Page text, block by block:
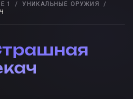
1 / УНИКАЛЬНЫЕ ОРУЖИЯ
/